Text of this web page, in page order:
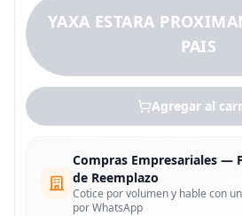
YAXA ESTARA
PAIS
Agregar al
Compras Empresariales —
de Reemplazo
Cotice por volumen y hable con
por WhatsApp